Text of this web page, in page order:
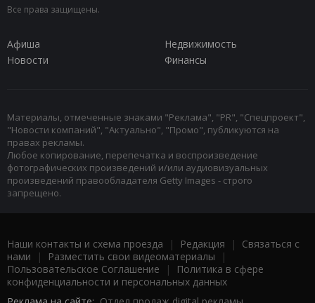
Все права защищены.
Афиша
Недвижимость
Новости
Финансы
Материалы, отмеченные знаками "Реклама", "PR", "Спецпроект",
"Новости компаний", "Актуально", "Промо", публикуются на
правах рекламы.
Любое копирование, перепечатка и воспроизведение
фотографических произведений и/или аудиовизуальных
произведений правообладателя Getty Images - строго
запрещено.
Наши контакты и схема проезда | Редакция | Связаться с
нами | Разместить свои видеоматериалы |
Пользовательское Соглашение |
Политика в сфере
конфиденциальности и персональных данных